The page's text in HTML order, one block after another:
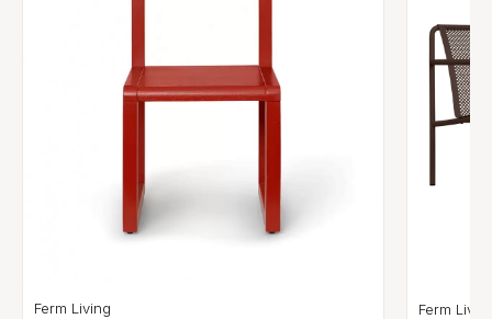
Ferm Living Ferm